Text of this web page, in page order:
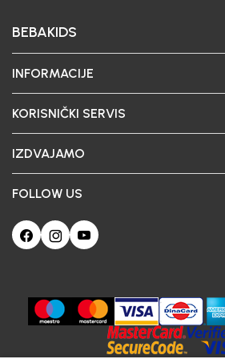
BEBAKIDS
INFORMACIJE
KORISNIČKI SERVIS
IZDVAJAMO
FOLLOW US